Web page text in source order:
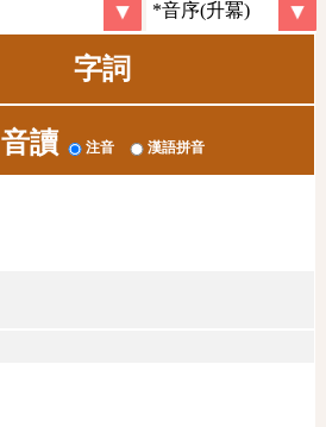
字詞
音讀 注音 漢語拼音